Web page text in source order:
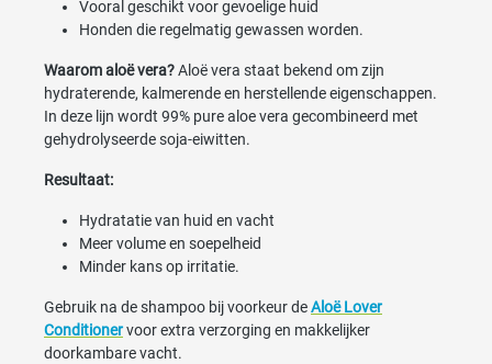
Vooral geschikt voor gevoelige huid
Honden die regelmatig gewassen worden.
Waarom aloë vera?Aloë vera staat bekend om zijn
hydraterende, kalmerende en herstellende eigenschappen.
In deze lijn wordt 99% pure aloe vera gecombineerd met
gehydrolyseerde soja-eiwitten.
Resultaat:
Hydratatie van huid en vacht
Meer volume en soepelheid
Minder kans op irritatie.
Gebruik na de shampoo bij voorkeur deAloë Lover
Conditionervoor extra verzorging en makkelijker
doorkambare vacht.